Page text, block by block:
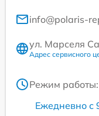
info@polaris-
ул. Марселя
Адрес сервисного
Режим работы:
Ежедневно с